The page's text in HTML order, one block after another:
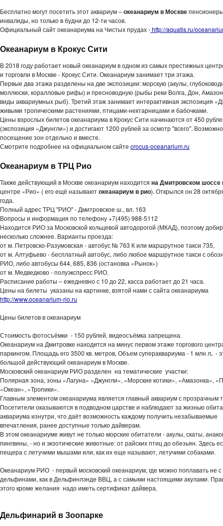
Бесплатно могут посетить этот аквариум –океанариум в Москве
инвалиды, но только в будни до 12-ти часов.
Официальный сайт океанариума на Чистых прудах -http://aquatis.ru/
Океанариум в Крокус Сити
В 2018 году работает новый океанариум в одном из самых престижных
и торговли в Москве - Крокус Сити. Океанариум занимает три этажа.
Первые два этажа разделены на две экспозиции: морскую (акулы,
моллюски, коралловые рифы) и пресноводную (рыбы реки Волга, Дон,
виды аквариумных рыб). Третий этаж занимает интерактивная экспозиция
живыми тропическими растениями, птицами-нектарницами и бабочками.
Цены взрослых билетов океанариума в Крокус Сити начинаются от 450
(экспозиция «Джунгли») и достигают 1200 рублей за осмотр "всего". Возможно
посещение зон отдельно и вместе.
Смотрите подробнее на официальном сайте crocus-oceanarium.ru
Океанариум в ТРЦ Рио
Также действующий в Москве океанариум находится на Дмитровском шоссе
центре «Рио» ( его ещё называютокеанариум в рио). Открылся он 28
года.
Полный адрес ТРЦ "РИО" - Дмитровское ш., вл. 163
Вопросы и информация по телефону +7(495) 988-5112
Находится РИО за Московской кольцевой автодорогой (МКАД), поэтому
несколько сложнее. Варианты проезда:
от м. Петровско-Разумовская - автобус № 763 К или маршрутное такси 735,
от м. Алтуфьево - бесплатный автобус, либо любое маршрутное такси с
РИО, либо автобусы 644, 685, 836 (остановка «Рынок»)
от м. Медведково - полуэкспресс РИО.
Расписание работы – ежедневно с 10 до 22, касса работает до 21 часа.
Цены на билеты указаны на картинке, взятой нами с сайта океанариума
http://www.oceanarium-rio.ru
Цены билетов в океанариум
Стоимость фотосъёмки - 150 рублей, видеосъёмка запрещена.
Океанариум на Дмитровке находится на минус первом этаже торгового
паркингом. Площадь его 3500 кв. метров, Объем супераквариума - 1 млн л. -
большой действующий океанариум в Москве.
Московский океанариум РИО разделен на тематические участки:
Полярная зона, зоны «Лагуна» «Джунгли», «Морские котики», «Амазонка»,
«Океан», «Тропики».
Главным элементом океанариума является главный аквариум с прозрачным
Посетители оказываются в подводном царстве и наблюдают за жизнью
аквариума изнутри, что даёт возможность каждому получить незабываемые
впечатления, ранее доступные только дайверам.
В этом океанариуме живут не только морские обитатели - акулы, скаты,
пингвины, - но и экзотические животные: от райских птиц до обезьян. Здесь
пещера с летучими мышами или, как их еще называют, летучими собаками.
Океанариум РИО - первый московский океанариум, где можно поплавать не с
дельфинами, как в Дельфинлэнде ВВЦ, а с самыми настоящими акулами.
этого кроме желания надо иметь сертификат дайвера.
Дельфинарий в Зоопарке